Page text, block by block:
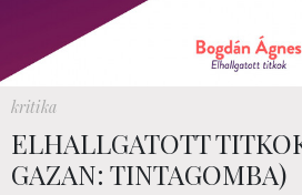
kritika
ELHALLGATOTT
GAZAN: TINTAGOMBA)